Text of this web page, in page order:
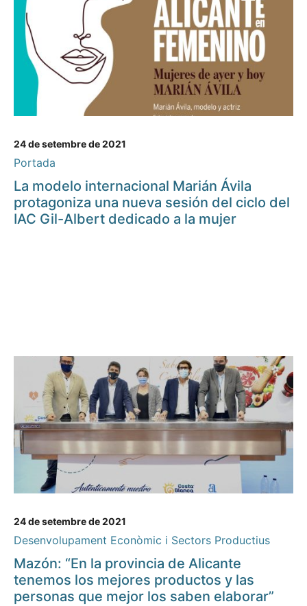
24 de setembre de 2021
Portada
La modelo internacional Marián Ávila
protagoniza una nueva sesión del ciclo del
IAC Gil-Albert dedicado a la mujer
24 de setembre de 2021
Desenvolupament Econòmic i Sectors Productius
Mazón: “En la provincia de Alicante
tenemos los mejores productos y las
personas que mejor los saben elaborar”